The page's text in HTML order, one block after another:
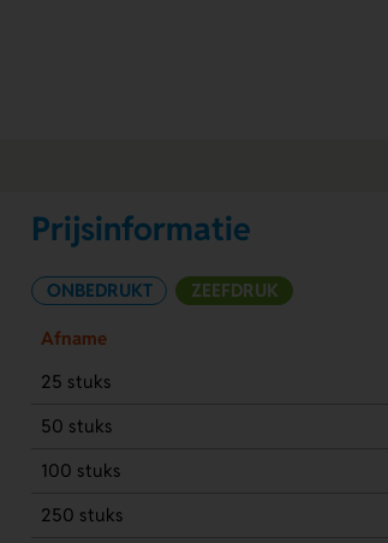
Prijsinformatie
ONBEDRUKT ZEEFDRUK
Afname
25 stuks
50 stuks
100 stuks
250 stuks